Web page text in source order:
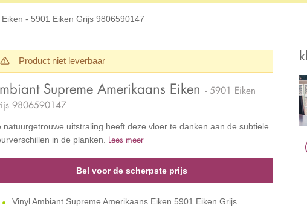
- 5901 Eiken Grijs 9806590147
Product niet leverbaar
Supreme Amerikaans Eiken - 5901 Eiken
9806590147
natuurgetrouwe uitstraling heeft deze vloer te danken aan de subtiele
in de planken. Lees meer
Bel voor de scherpste prijs
Vinyl Ambiant Supreme Amerikaans Eiken 5901 Eiken Grijs